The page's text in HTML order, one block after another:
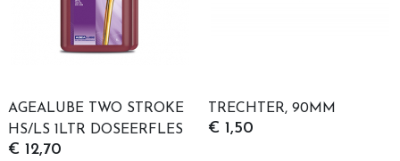
AGEALUBE TWO STROKE
HS/LS 1LTR DOSEERFLES
€ 12,70
TRECHTER, 90MM
€ 1,50